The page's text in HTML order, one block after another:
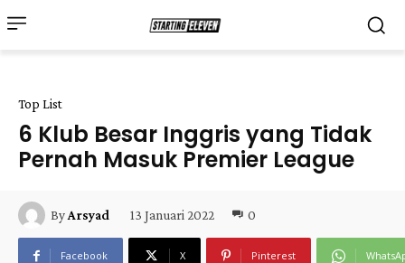
Top List
6 Klub Besar Inggris yang Tidak
Pernah Masuk Premier League
ByArsyad 13 Januari 2022 0
Facebook X Pinterest